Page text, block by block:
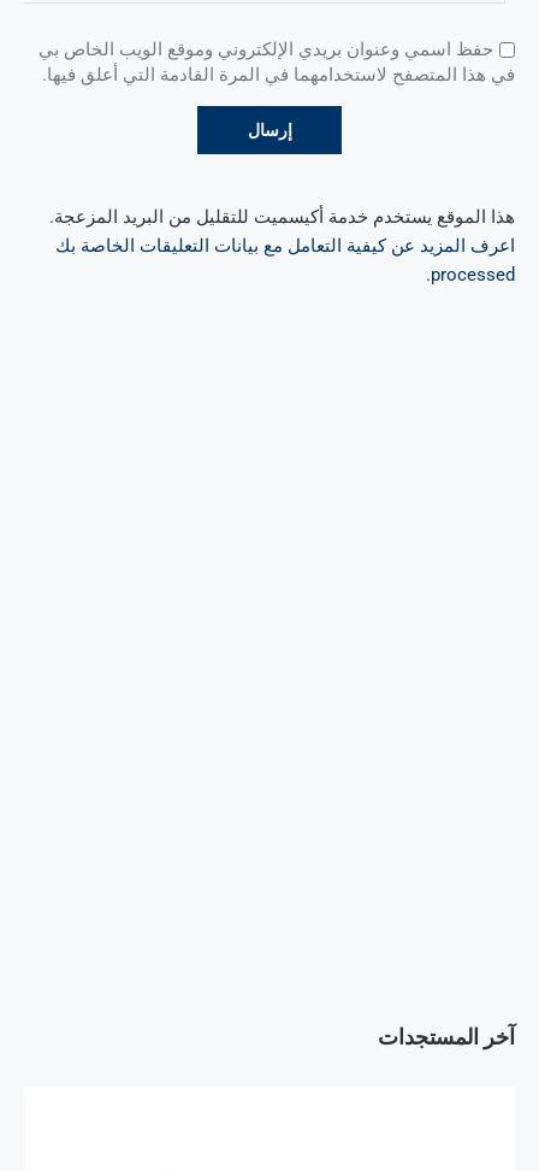
حفظ اسمي وعنوان بريدي الإلكتروني وموقع الويب الخاص بي
في هذا المتصفح لاستخدامهما في المرة القادمة التي أعلق فيها.
هذا الموقع يستخدم خدمة أكيسميت للتقليل من البريد المزعجة.
اعرف المزيد عن كيفية التعامل مع بيانات التعليقات الخاصة بك
processed
.
آخر المستجدات